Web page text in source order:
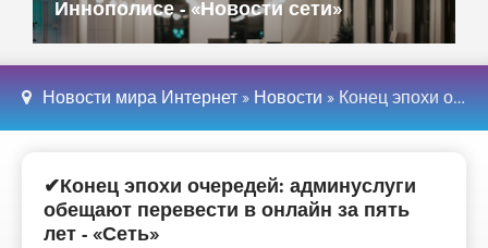
Иннополисе - «Новости сети»
Новости мира Интернет » Новости » Конец эпохи очередей: админуслуги обещают перевести в онлайн за пять лет - «Сеть»
✔Конец эпохи очередей: админуслуги
обещают перевести в онлайн за пять
лет - «Сеть»